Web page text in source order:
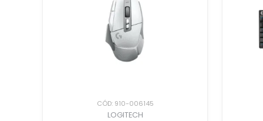
CÓD: 910-006145
LOGITECH